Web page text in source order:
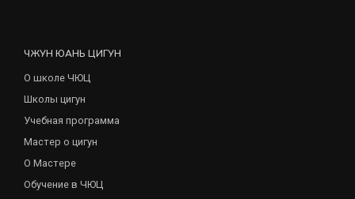
ЧЖУН ЮАНЬ ЦИГУН
О школе ЧЮЦ
Школы цигун
Учебная программа
Мастер о цигун
О Мастере
Обучение в ЧЮЦ